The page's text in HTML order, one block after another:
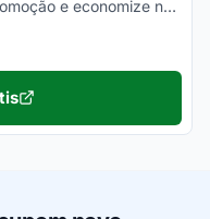
Confira todos os detalhes dessa promoção e economize na entrega dos seus produtos!